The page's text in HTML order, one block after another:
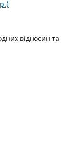
відносин та